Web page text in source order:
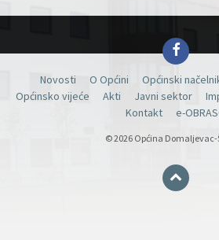
Novosti O Općini Općinski
Općinsko vijeće
Akti Javni sektor
Kontakt
e-
© 2026 Općina